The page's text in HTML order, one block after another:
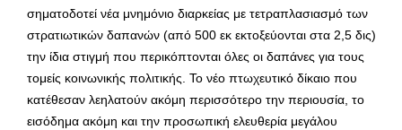
σηματοδοτεί νέα μνημόνιο διαρκείας με τετραπλασιασμό των
στρατιωτικών δαπανών (από 500 εκ εκτοξεύονται στα 2,5 δις)
την ίδια στιγμή που περικόπτονται όλες οι δαπάνες για τους
τομείς κοινωνικής πολιτικής. Το νέο πτωχευτικό δίκαιο που
κατέθεσαν λεηλατούν ακόμη περισσότερο την περιουσία, το
εισόδημα ακόμη και την προσωπική ελευθερία μεγάλου